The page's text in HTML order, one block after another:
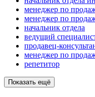
менеджер по
менеджер по
начальник отдела
ведущий
продавец-
менеджер по
репетитор
Показать ещё